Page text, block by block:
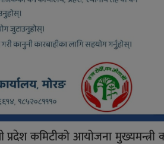
कमिटीको आयोजना मुख्यमन्त्री कप